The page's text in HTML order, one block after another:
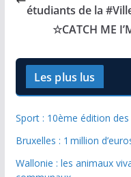
étudiants de la
☆CATCH ME
Les plus lus
Sport : 10ème édition
Bruxelles : 1 million
Wallonie : les animaux